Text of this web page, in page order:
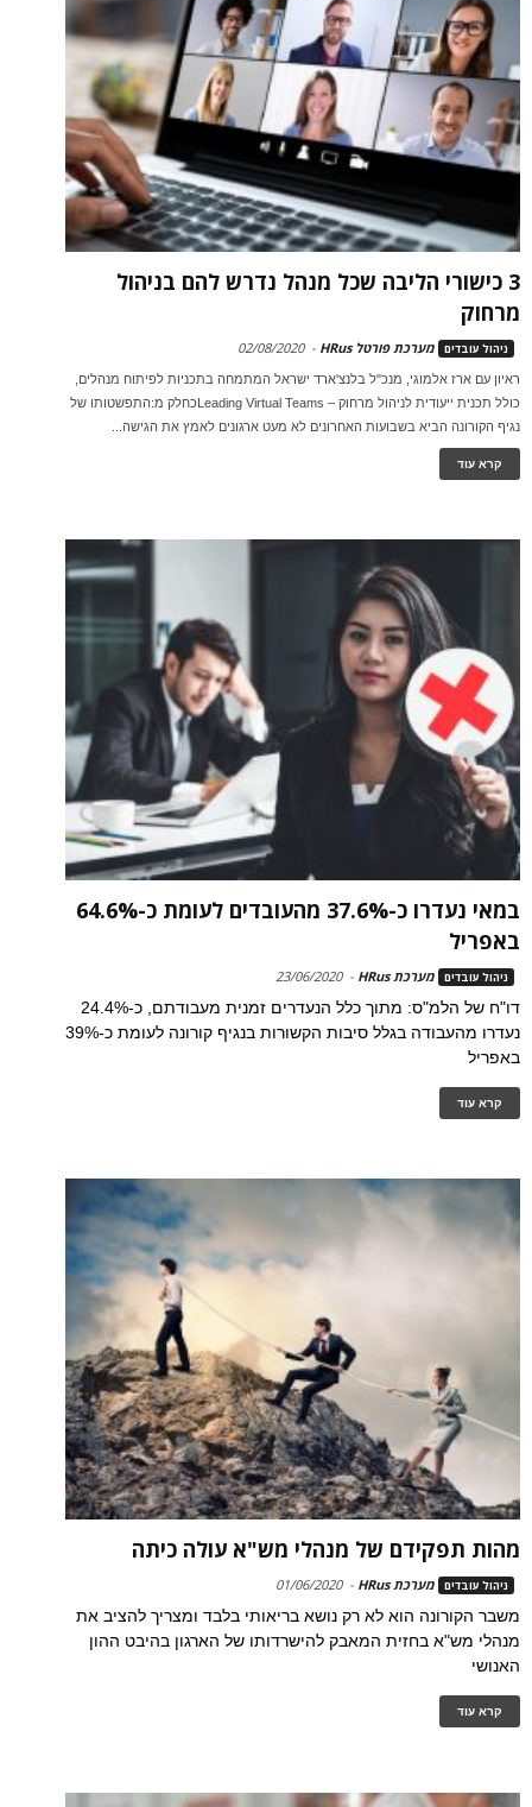
3 כישורי הליבה שכל מנהל נדרש להם בניהול
מרחוק
ניהול עובדים מערכת פורטל HRus -
02/08/2020
ראיון עם ארז אלמוגי, מנכ"ל בלנצ'ארד ישראל המתמחה בתכניות לפיתוח מנהלים,
כולל תכנית ייעודית לניהול מרחוק – Leading Virtual Teamsכחלק מ:התפשטותו של
נגיף הקורונה הביא בשבועות האחרונים לא מעט ארגונים לאמץ את הגישה...
קרא עוד
במאי נעדרו כ-37.6% מהעובדים לעומת כ-64.6%
באפריל
ניהול עובדים מערכת HRus -
23/06/2020
דו"ח של הלמ"ס: מתוך כלל הנעדרים זמנית מעבודתם, כ-24.4%
נעדרו מהעבודה בגלל סיבות הקשורות בנגיף קורונה לעומת כ-39%
באפריל
קרא עוד
מהות תפקידם של מנהלי מש"א עולה כיתה
ניהול עובדים מערכת HRus -
01/06/2020
משבר הקורונה הוא לא רק נושא בריאותי בלבד ומצריך להציב את
מנהלי מש"א בחזית המאבק להישרדותו של הארגון בהיבט ההון
האנושי
קרא עוד